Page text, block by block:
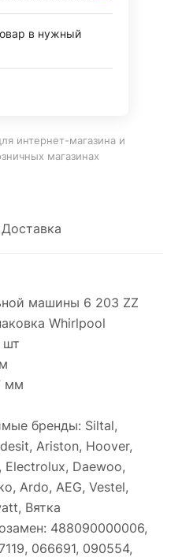
в нужный
интернет-магазина и
магазинах
Доставка
машины 6 203 ZZ
Whirlpool
шт
мм
бренды: Siltal,
Ariston, Hoover,
Electrolux, Daewoo,
Ardo, AEG, Vestel,
Вятка
488090000006,
066691, 090554,